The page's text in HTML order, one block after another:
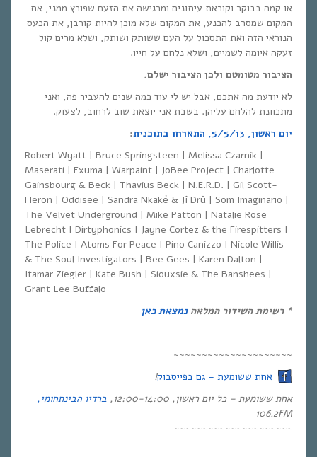
או קמה בבוקר וקוראת עיתונים ומרגישה את הזעם שפורץ ממני, את
המקום שמסרב להכנע, את המקום שלא מוכן להיות קורבן, את הכעס
הנוראי הזה ואת התסכול על העם ששותק ושותק, ושלא מרים קול
זעקה איומה לשמיים, ושלא נלחם על חייו.
הציבור מטומטם ולכן הציבור ישלם.
לא יודעת מה אתכם, אבל יש לי עוד כמה שנים להעביר פה, ואני
מתכוונת להלחם עליהן. בשבת אני יוצאת שוב לרחוב, לצעוק.
יום ראשון, 5/5/13, התארחו בתוכנית
:
Robert Wyatt | Bruce Springsteen | Melissa Czarnik |
Maserati | Exuma | Warpaint | JoBee Project | Charlotte
Gainsbourg & Beck | Thavius Beck | N.E.R.D. | Gil Scott-
Heron | Oddisee | Sandra Nkaké & Jî Drû | Som Imaginario |
The Velvet Underground | Mike Patton | Natalie Rose
Lebrecht | Dirtyphonics | Jayne Cortez & the Firespitters |
The Police | Atoms For Peace | Pino Canizzo | Nicole Willis
& The Soul Investigators | Bee Gees | Karen Dalton |
Itamar Ziegler | Kate Bush | Siouxsie & The Banshees |
Grant Lee Buffalo
* רשימת השידור המלאהנמצאת כאן
~~~~~~~~~~~~~~~~~~~~~
אחת ששומעת – גם בפייסבוק!
אחת ששומעת – כל יום ראשון, 12:00-14:00,
ברדיו הבינתחומי,
106.2FM
~~~~~~~~~~~~~~~~~~~~~